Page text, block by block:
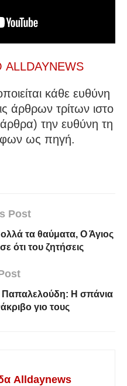
κάθε ευθύνη
άρθρων τρίτων ιστο
την ευθύνη τη
ως πηγή.
Post
τα θαύματα, Ο Άγιος
ότι του ζητήσεις
Η σπάνια
γιο τους
Alldaynews